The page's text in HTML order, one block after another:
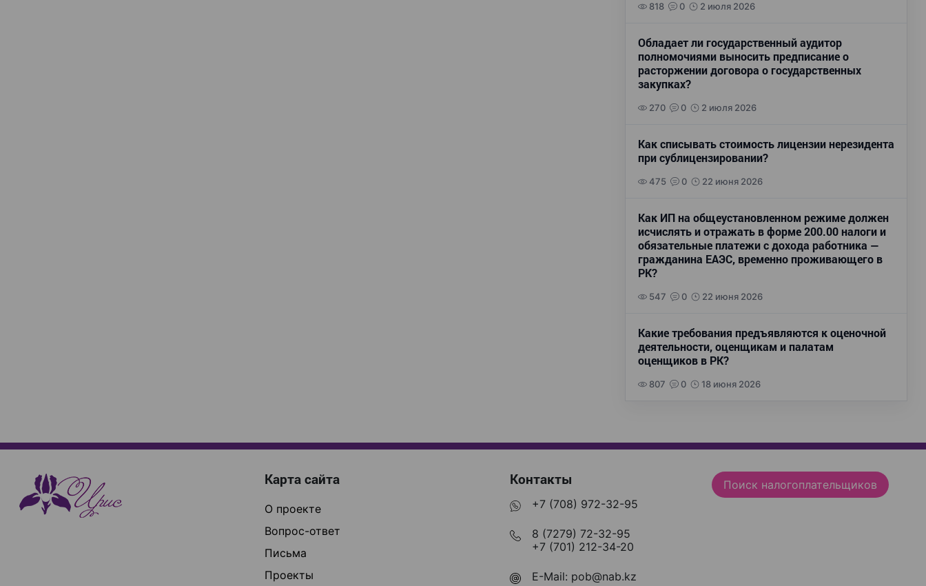
818 0 2 июля 2026
Обладает ли государственный аудитор
полномочиями выносить предписание о
расторжении договора о государственных
закупках?
270 0 2 июля 2026
Как списывать стоимость лицензии нерезидента
при сублицензировании?
475 0 22 июня 2026
Как ИП на общеустановленном режиме должен
исчислять и отражать в форме 200.00 налоги и
обязательные платежи с дохода работника —
гражданина ЕАЭС, временно проживающего в
РК?
547 0 22 июня 2026
Какие требования предъявляются к оценочной
деятельности, оценщикам и палатам
оценщиков в РК?
807 0 18 июня 2026
Карта сайта
О проекте
Вопрос-ответ
Письма
Проекты
Контакты
+7 (708) 972-32-95
8 (7279) 72-32-95
+7 (701) 212-34-20
E-Mail: pob@nab.kz
Поиск налогоплательщиков